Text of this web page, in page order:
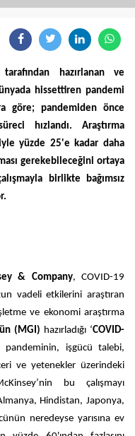
hazırlanan ve
hissettiren pandemi
göre; pandemiden önce
hızlandı. Araştırma
yüzde 25'e kadar daha
gerekebileceğini ortaya
birlikte bağımsız
& Company, COVID-19
vadeli etkilerini araştıran
ve ekonomi araştırma
(MGI) hazırladığı ‘COVID-
pandeminin, işgücü talebi,
ve yetenekler üzerindeki
bu çalışmayı
Hindistan, Japonya,
neredeyse yarısına ev